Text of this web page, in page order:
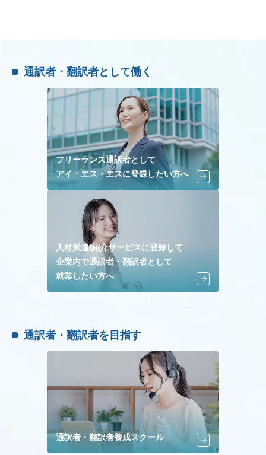
通訳者・翻訳者として働く
フリーランス通訳者として
アイ・エス・エスに登録したい方へ
人材派遣/紹介サービスに登録して
企業内で通訳者・翻訳者として
就業したい方へ
通訳者・翻訳者を目指す
通訳者・翻訳者養成スクール